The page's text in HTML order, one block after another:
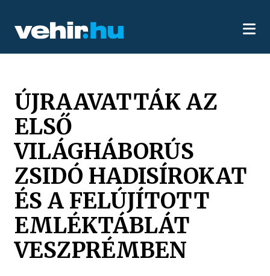
ÚJRAAVATTÁK AZ
ELSŐ
VILÁGHÁBORÚS
ZSIDÓ HADISÍROKAT
ÉS A FELÚJÍTOTT
EMLÉKTÁBLÁT
VESZPRÉMBEN